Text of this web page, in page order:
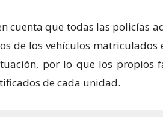
cuenta que todas las policías
de los vehículos
por lo que los propios
de cada unidad.